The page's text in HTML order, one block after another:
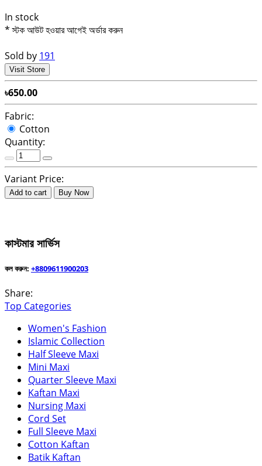
In stock
* স্টক আউট হওয়ার আগেই অর্ডার করুন
Sold by 191
Visit Store
৳650.00
Fabric:
Cotton
Quantity:
Variant Price:
Add to cart Buy Now
কাস্টমার সার্ভিস
কল করুন: +8809611900203
Share:
Top Categories
Women's Fashion
Islamic Collection
Half Sleeve Maxi
Mini Maxi
Quarter Sleeve Maxi
Kaftan Maxi
Nursing Maxi
Cord Set
Full Sleeve Maxi
Cotton Kaftan
Batik Kaftan